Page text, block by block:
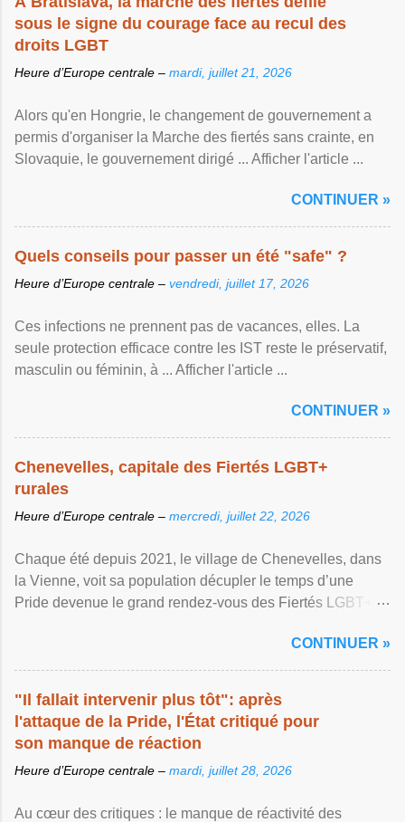
sous le signe du courage face au recul des
droits LGBT
Heure d’Europe centrale – mardi, juillet 21, 2026
Alors qu'en Hongrie, le changement de gouvernement a
permis d'organiser la Marche des fiertés sans crainte, en
Slovaquie, le gouvernement dirigé ... Afficher l'article ...
CONTINUER »
Quels conseils pour passer un été "safe" ?
Heure d’Europe centrale – vendredi, juillet 17, 2026
Ces infections ne prennent pas de vacances, elles. La
seule protection efficace contre les IST reste le préservatif,
masculin ou féminin, à ... Afficher l'article ...
CONTINUER »
Chenevelles, capitale des Fiertés LGBT+
rurales
Heure d’Europe centrale – mercredi, juillet 22, 2026
Chaque été depuis 2021, le village de Chenevelles, dans
la Vienne, voit sa population décupler le temps d’une
Pride devenue le grand rendez-vous des Fiertés LGBT+
CONTINUER »
"Il fallait intervenir plus tôt": après
l'attaque de la Pride, l'État critiqué pour
son manque de réaction
Heure d’Europe centrale – mardi, juillet 28, 2026
Au cœur des critiques : le manque de réactivité des